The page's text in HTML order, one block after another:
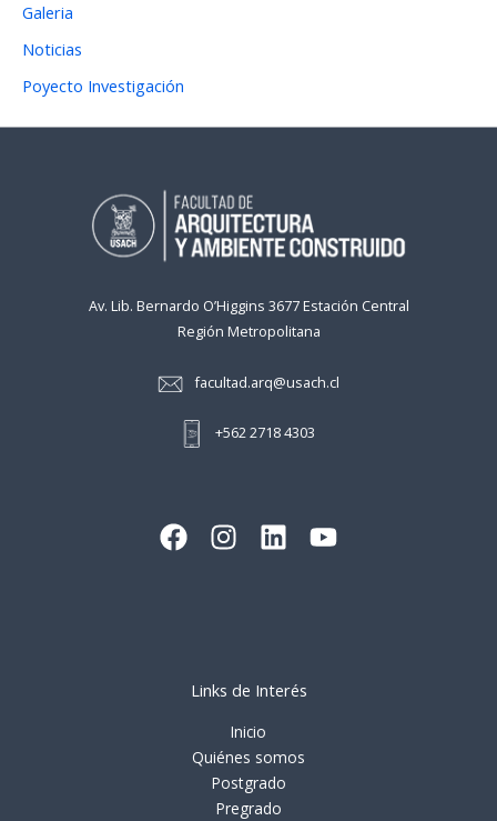
Galeria
Noticias
Poyecto Investigación
Av. Lib. Bernardo O’Higgins 3677 Estación Central
Región Metropolitana
facultad.arq@usach.cl
+562 2718 4303
Links de Interés
Inicio
Quiénes somos
Postgrado
Pregrado